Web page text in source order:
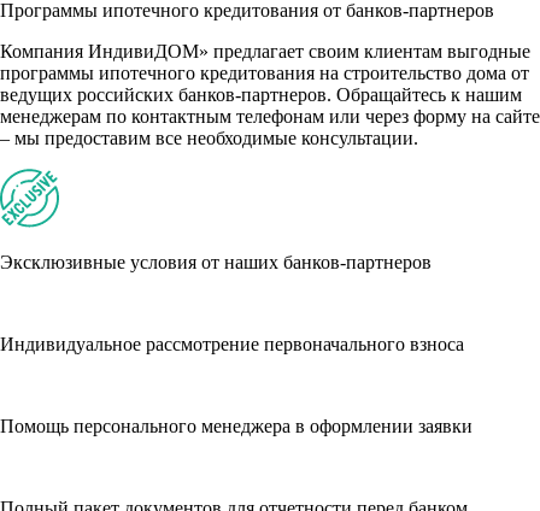
Программы ипотечного кредитования от банков-партнеров
Компания ИндивиДОМ» предлагает своим клиентам выгодные
программы ипотечного кредитования на строительство дома от
ведущих российских банков-партнеров. Обращайтесь к нашим
менеджерам по контактным телефонам или через форму на сайте
– мы предоставим все необходимые консультации.
Эксклюзивные условия от наших банков-партнеров
Индивидуальное рассмотрение первоначального взноса
Помощь персонального менеджера в оформлении заявки